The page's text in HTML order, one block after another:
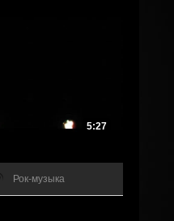
5:27
Рок-музыка